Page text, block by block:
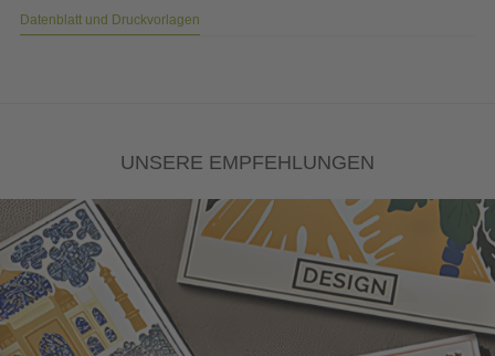
Datenblatt und Druckvorlagen
UNSERE EMPFEHLUNGEN